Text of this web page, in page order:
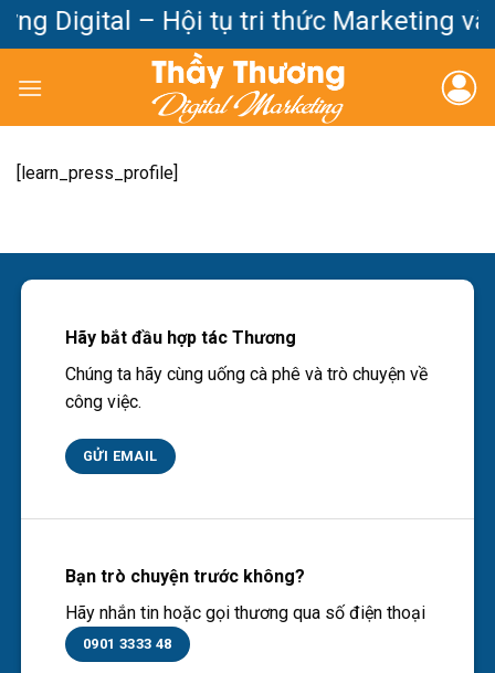
Bỏ
dung
Digital – Hội tụ tri thức Marketing
[learn_press_profile]
Hãy bắt đầu hợp tác Thương
Chúng ta hãy cùng uống cà phê và trò chuyện về
công việc.
GỬI EMAIL
Bạn trò chuyện trước không?
Hãy nhắn tin hoặc gọi thương qua số điện thoại
0901 3333 48